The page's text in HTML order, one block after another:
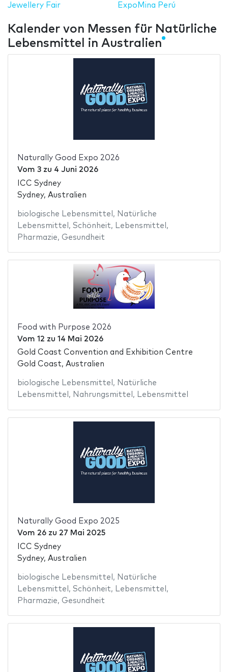
Jewellery Fair
ExpoMina Perú
Kalender von Messen für Natürliche
Lebensmittel in Australien
Naturally Good Expo 2026
Vom 3zu 4 Juni 2026
ICC Sydney
Sydney, Australien
biologische Lebensmittel , Natürliche
Lebensmittel , Schönheit, Lebensmittel ,
Pharmazie, Gesundheit
Food with Purpose 2026
Vom 12 zu 14 Mai 2026
Gold Coast Convention and Exhibition Centre
Gold Coast, Australien
biologische Lebensmittel , Natürliche
Lebensmittel , Nahrungsmittel , Lebensmittel
Naturally Good Expo 2025
Vom 26zu 27 Mai 2025
ICC Sydney
Sydney, Australien
biologische Lebensmittel , Natürliche
Lebensmittel , Schönheit, Lebensmittel ,
Pharmazie, Gesundheit